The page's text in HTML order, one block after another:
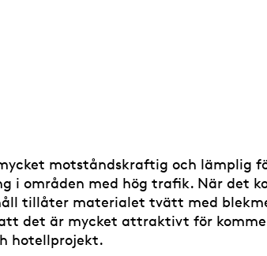
motståndskraftig och lämplig
i områden med hög trafik. När det
tillåter materialet tvätt med
det är mycket attraktivt för
hotellprojekt.